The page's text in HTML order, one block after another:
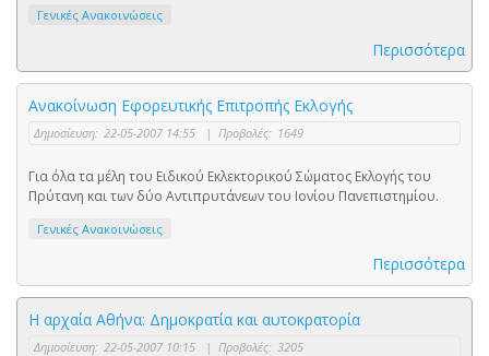
Γενικές Ανακοινώσεις
Περισσότερα
Ανακοίνωση Εφορευτικής Επιτροπής Εκλογής
Δημοσίευση: 22-05-2007 14:55 | Προβολές: 1649
Για όλα τα μέλη του Ειδικού Εκλεκτορικού Σώματος Εκλογής του
Πρύτανη και των δύο Αντιπρυτάνεων του Ιονίου Πανεπιστημίου.
Γενικές Ανακοινώσεις
Περισσότερα
Η αρχαία Αθήνα: Δημοκρατία και αυτοκρατορία
Δημοσίευση: 22-05-2007 10:15 | Προβολές: 3205